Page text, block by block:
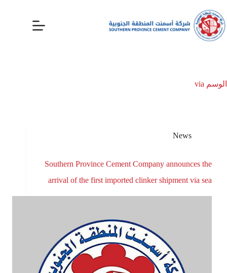
الوسم
News
Southern Province Cement Company announces the
arrival of the first imported clinker shipment via sea